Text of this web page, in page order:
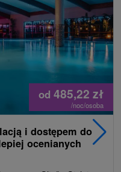
od 485,22 zł
/noc/osoba
i dostępem do
ocenianych